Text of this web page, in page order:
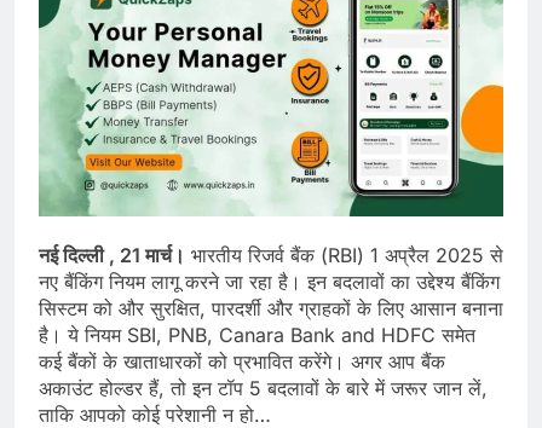
नई दिल्ली , 21 मार्च। भारतीय रिजर्व बैंक (RBI) 1 अप्रैल 2025 से
नए बैंकिंग नियम लागू करने जा रहा है। इन बदलावों का उद्देश्य बैंकिंग
सिस्टम को और सुरक्षित, पारदर्शी और ग्राहकों के लिए आसान बनाना
है। ये नियम SBI, PNB, Canara Bank and HDFC समेत
कई बैंकों के खाताधारकों को प्रभावित करेंगे। अगर आप बैंक
अकाउंट होल्डर हैं, तो इन टॉप 5 बदलावों के बारे में जरूर जान लें,
ताकि आपको कोई परेशानी न हो…